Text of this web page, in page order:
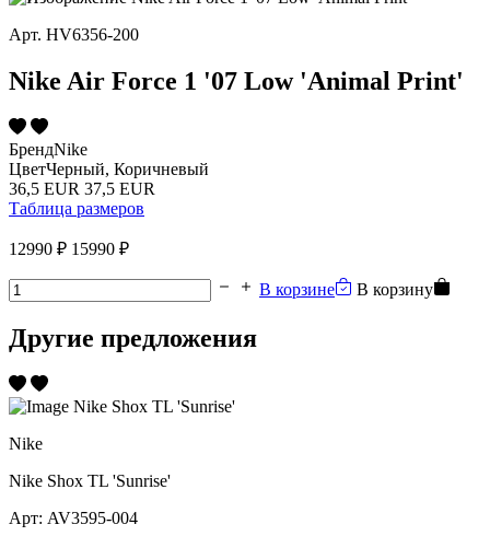
Арт. HV6356-200
Nike Air Force 1 '07 Low 'Animal Print'
БрендNike
ЦветЧерный, Коричневый
36,5 EUR 37,5 EUR
Таблица размеров
12990 ₽ 15990 ₽
В корзине В корзину
Другие предложения
Nike
Nike Shox TL 'Sunrise'
Арт: AV3595-004